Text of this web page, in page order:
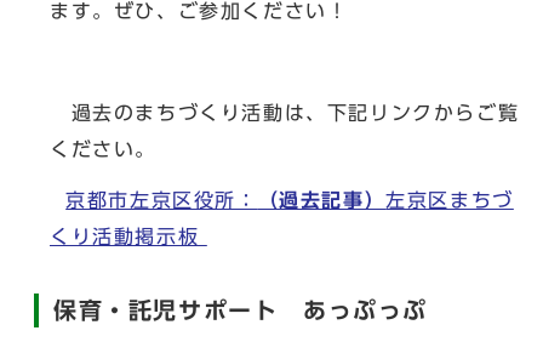
ます。ぜひ、ご参加ください！
過去のまちづくり活動は、下記リンクからご覧
ください。
京都市左京区役所： （過去記事）左京区まちづ
くり活動掲示板
保育・託児サポート あっぷっぷ